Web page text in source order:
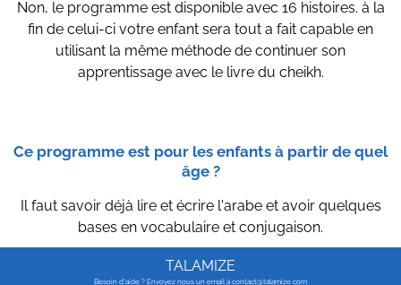
Non, le programme est disponible avec 16 histoires. à la
fin de celui-ci votre enfant sera tout a fait capable en
utilisant la même méthode de continuer son
apprentissage avec le livre du cheikh.
Ce programme est pour les enfants à partir de quel
âge ?
Il faut savoir déjà lire et écrire l'arabe et avoir quelques
bases en vocabulaire et conjugaison.
TALAMIZE
Besoin d'aide ? Envoyez nous un email à contact@talamize.com